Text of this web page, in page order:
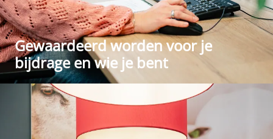
Gewaardeerd worden voor je
bijdrage en wie je bent